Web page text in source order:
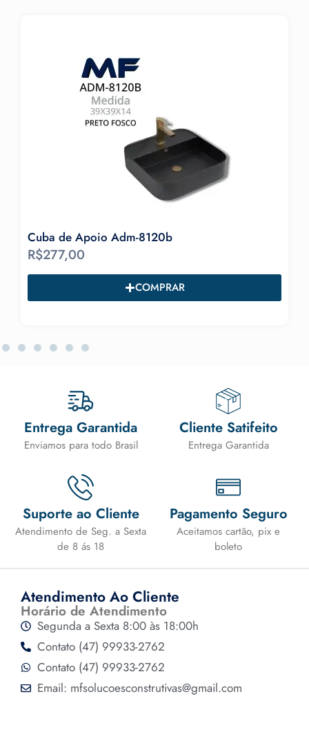
Cuba de Apoio Adm-8120b
R$277,00
COMPRAR
Entrega Garantida
Enviamos para todo Brasil
Cliente Satifeito
Entrega Garantida
Suporte ao Cliente
Atendimento de Seg. a Sexta
de 8 ás 18
Pagamento Seguro
Aceitamos cartão, pix e
boleto
Atendimento Ao Cliente
Horário de Atendimento
Segunda a Sexta 8:00 às 18:00h
Contato (47) 99933-2762
Contato (47) 99933-2762
Email: mfsolucoesconstrutivas@gmail.com